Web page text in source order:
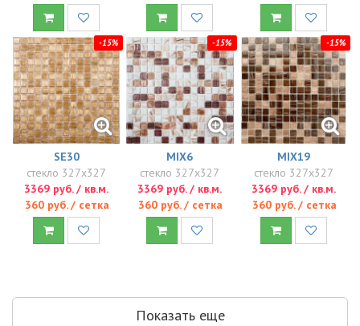
-15%
SE30
стекло 327x327
3369 руб. / кв.м.
360 руб. / сетка
-15%
MIX6
стекло 327x327
3369 руб. / кв.м.
360 руб. / сетка
-15%
MIX19
стекло 327x327
3369 руб. / кв.м.
360 руб. / сетка
Показать еще